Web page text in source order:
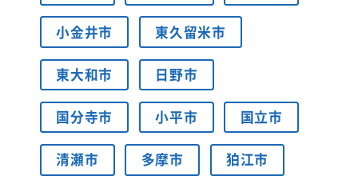
小金井市 東久留米市
東大和市 日野市
国分寺市 小平市 国立市
清瀬市 多摩市 狛江市